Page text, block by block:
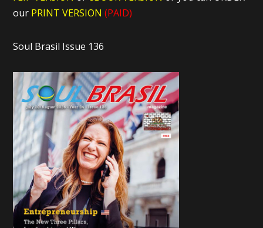
our PRINT VERSION (PAID)
Soul Brasil Issue 136